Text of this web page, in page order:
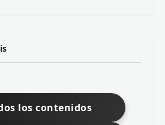
los contenidos